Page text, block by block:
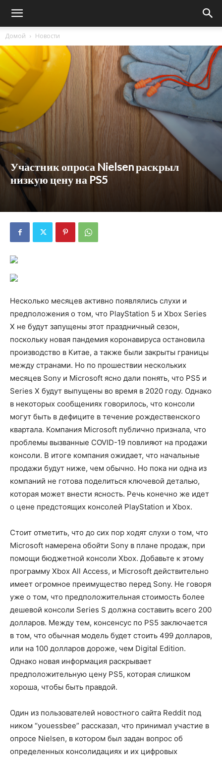
Домой Новости
Участник опроса Nielsen раскрыл
низкую цену на PS5
Несколько месяцев активно появлялись слухи и
предположения о том, что PlayStation 5 и Xbox Series
X не будут запущены этот праздничный сезон,
поскольку новая пандемия коронавируса остановила
производство в Китае, а также были закрыты границы
между странами. Но по прошествии нескольких
месяцев Sony и Microsoft ясно дали понять, что PS5 и
Series X будут выпущены во время в 2020 году. Однако
в некоторых сообщениях говорилось, что консоли
могут быть в дефиците в течение рождественского
квартала. Компания Microsoft публично признала, что
проблемы вызванные COVID-19 повлияют на продажи
консоли. В итоге компания ожидает, что начальные
продажи будут ниже, чем обычно. Но пока ни одна из
компаний не готова поделиться ключевой деталью,
которая может внести ясность. Речь конечно же идет
о цене предстоящих консолей PlayStation и Xbox.
Стоит отметить, что до сих пор ходят слухи о том, что
Microsoft намерена обойти Sony в плане продаж, при
помощи бюджетной консоли Xbox. Добавьте к этому
программу Xbox All Access, и Microsoft действительно
имеет огромное преимущество перед Sony. Не говоря
уже о том, что предположительная стоимость более
дешевой консоли Series S должна составить всего 200
долларов. Между тем, консенсус по PS5 заключается
в том, что обычная модель будет стоить 499 долларов,
или на 100 долларов дороже, чем Digital Edition.
Однако новая информация раскрывает
предположительную цену PS5, которая слишком
хороша, чтобы быть правдой.
Один из пользователей новостного сайта Reddit под
ником “youessbee” рассказал, что принимал участие в
опросе Nielsen, в котором был задан вопрос об
определенных консолидациях и их цифровых